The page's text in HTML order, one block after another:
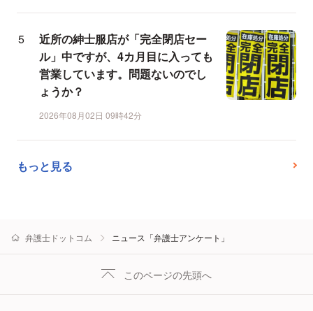
近所の紳士服店が「完全閉店セー
ル」中ですが、4カ月目に入っても
営業しています。問題ないのでし
ょうか？
2026年08月02日 09時42分
もっと見る
弁護士ドットコム ニュース「弁護士アンケート」
このページの先頭へ